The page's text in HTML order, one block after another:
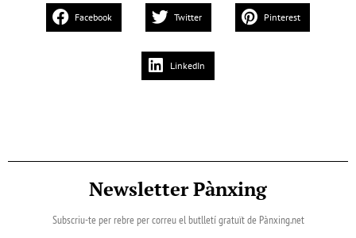
Facebook Twitter Pinterest
LinkedIn
Newsletter Pànxing
Subscriu-te per rebre per correu el butlletí gratuït de Pànxing.net​